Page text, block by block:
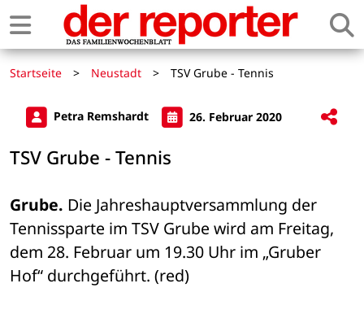
Startseite > Neustadt > TSV Grube - Tennis
Petra Remshardt 26. Februar 2020
TSV Grube - Tennis
Grube. Die Jahreshauptversammlung der
Tennissparte im TSV Grube wird am Freitag,
dem 28. Februar um 19.30 Uhr im „Gruber
Hof“ durchgeführt. (red)